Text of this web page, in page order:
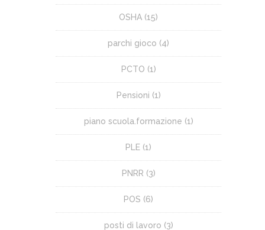
OSHA (15)
parchi gioco (4)
PCTO (1)
Pensioni (1)
piano scuola.formazione (1)
PLE (1)
PNRR (3)
POS (6)
posti di lavoro (3)